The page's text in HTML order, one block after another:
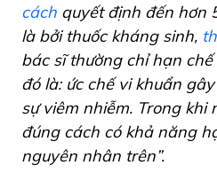
cách quyết định đến hơn
là bởi thuốc kháng sinh,
bác sĩ thường chỉ hạn
đó là: ức chế vi khuẩn
sự viêm nhiễm. Trong khi
đúng cách có khả năng
nguyên nhân trên”.